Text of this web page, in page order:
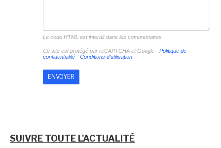
Le code HTML est interdit dans les commentaires
Ce site est protégé par reCAPTCHA et Google - Politique de
confidentialité- Conditions d'utilisation
SUIVRE TOUTE L'ACTUALITÉ